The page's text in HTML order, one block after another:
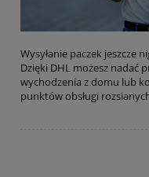
Wysyłanie paczek jeszcze
Dzięki DHL możesz nadać
wychodzenia z domu lub
punktów obsługi